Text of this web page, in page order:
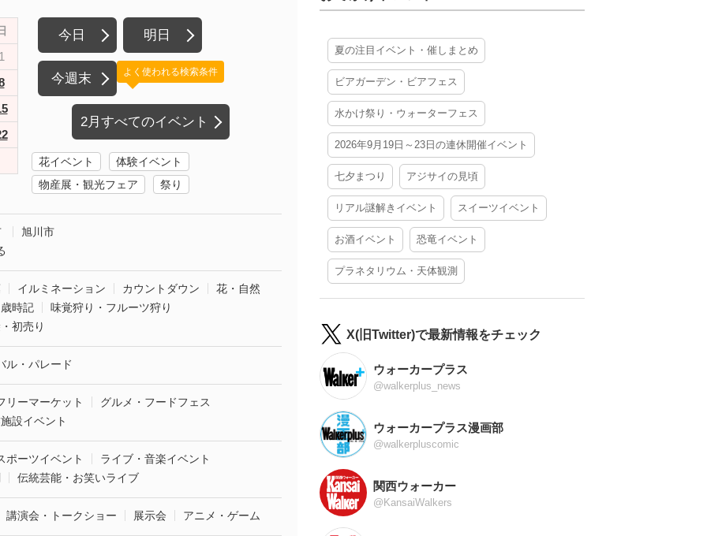
今日 明日
今週末
2月すべてのイベント
よく使われる検索条件
花イベント
体験イベント
物産展・観光フェア
祭り
旭川市
イルミネーション カウントダウン
花・自然
時記
味覚狩り・フルーツ狩り
初売り
ル・パレード
リーマーケット
グルメ・フードフェス
設イベント
ポーツイベント
ライブ・音楽イベント
伝統芸能・お笑いライブ
講演会・トークショー 展示会 アニメ・ゲーム
夏の注目イベント・催しまとめ
ビアガーデン・ビアフェス
水かけ祭り・ウォーターフェス
2026年9月19日～23日の連休開催イベント
七夕まつり アジサイの見頃
リアル謎解きイベント スイーツイベント
お酒イベント 恐竜イベント
プラネタリウム・天体観測
X(旧Twitter)で最新情報をチェック
ウォーカープラス
@walkerplus_news
ウォーカープラス漫画部
@walkerpluscomic
関西ウォーカー
@KansaiWalkers